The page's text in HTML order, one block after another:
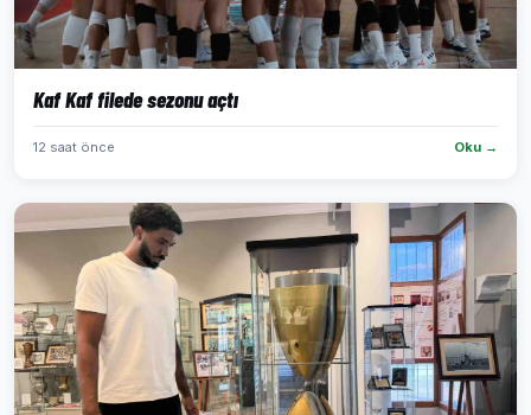
Kaf Kaf filede sezonu açtı
12 saat önce Oku →